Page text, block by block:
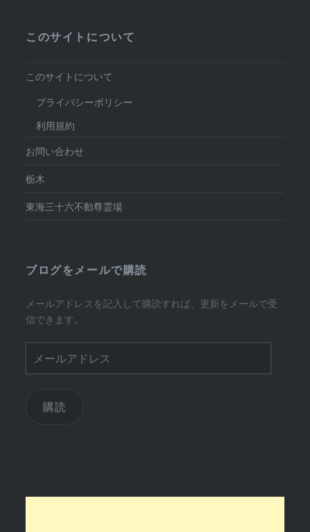
このサイトについて
このサイトについて
プライバシーポリシー
利用規約
お問い合わせ
栃木
東海三十六不動尊霊場
ブログをメールで購読
メールアドレスを記入して購読すれば、更新をメールで受
信できます。
ー
購読